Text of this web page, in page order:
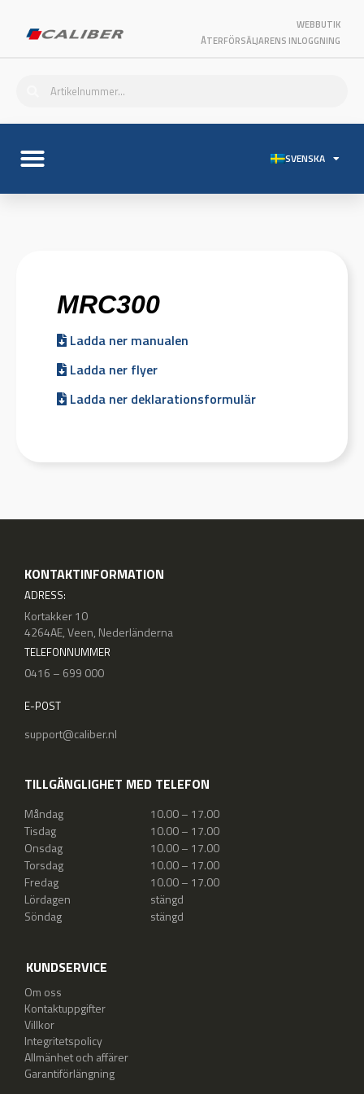
WEBBUTIK
ÅTERFÖRSÄLJARENS INLOGGNING
SVENSKA
MRC300
Ladda ner manualen
Ladda ner flyer
Ladda ner deklarationsformulär
KONTAKTINFORMATION
ADRESS:
Kortakker 10
4264AE, Veen, Nederländerna
TELEFONNUMMER
0416 – 699 000
E-POST
support@caliber.nl
TILLGÄNGLIGHET MED TELEFON
Måndag
10.00 – 17.00
Tisdag
10.00 – 17.00
Onsdag
10.00 – 17.00
Torsdag
10.00 – 17.00
Fredag
10.00 – 17.00
Lördagen
stängd
Söndag
stängd
KUNDSERVICE
Om oss
Kontaktuppgifter
Villkor
Integritetspolicy
Allmänhet och affärer
Garantiförlängning